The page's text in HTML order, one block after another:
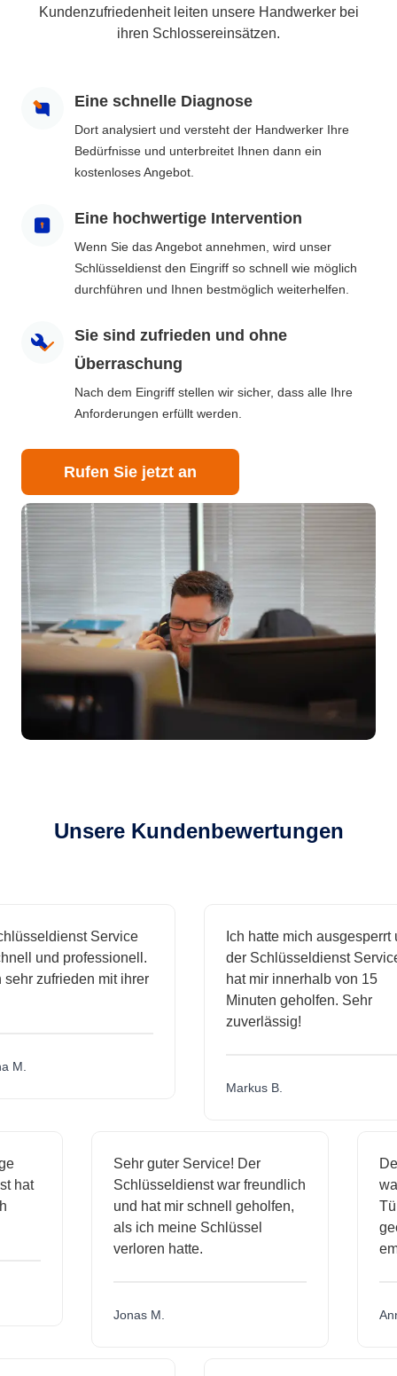
Kundenzufriedenheit leiten unsere Handwerker bei
ihren Schlossereinsätzen.
Eine schnelle Diagnose
Dort analysiert und versteht der Handwerker Ihre
Bedürfnisse und unterbreitet Ihnen dann ein
kostenloses Angebot.
Eine hochwertige Intervention
Wenn Sie das Angebot annehmen, wird unser
Schlüsseldienst den Eingriff so schnell wie möglich
durchführen und Ihnen bestmöglich weiterhelfen.
Sie sind zufrieden und ohne
Überraschung
Nach dem Eingriff stellen wir sicher, dass alle Ihre
Anforderungen erfüllt werden.
Rufen Sie jetzt an
Unsere Kundenbewertungen
Service
und professionell.
zufrieden mit ihrer
M.
Ich hatte mich ausgesperrt
der Schlüsseldienst Service
hat mir innerhalb von 15
Minuten geholfen. Sehr
zuverlässig!
Markus B.
hat
Sehr guter Service! Der
Schlüsseldienst war freundlich
und hat mir schnell geholfen,
als ich meine Schlüssel
verloren hatte.
Jonas M.